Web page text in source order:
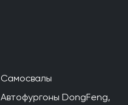
Самосвалы
Автофургоны DongFeng,